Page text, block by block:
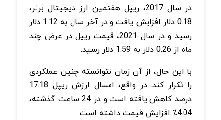
در سال 2017، ریپل هفتمین ارز دیجیتال برتر،
0.18 دلار افزایش یافت و در آخر سال به 1.12 دلار
رسید و در سال 2021، قیمت ریپل در عرض چند
ماه از 0.26 دلار به 1.59 دلار رسید.
با این حال، از آن زمان نتوانسته چنین عملکردی
را تکرار کند. در واقع، امسال ارزش ریپل 17.18
درصد کاهش یافته است و در 24 ساعت گذشته،
4.04٪ افزایش قیمت داشته است.